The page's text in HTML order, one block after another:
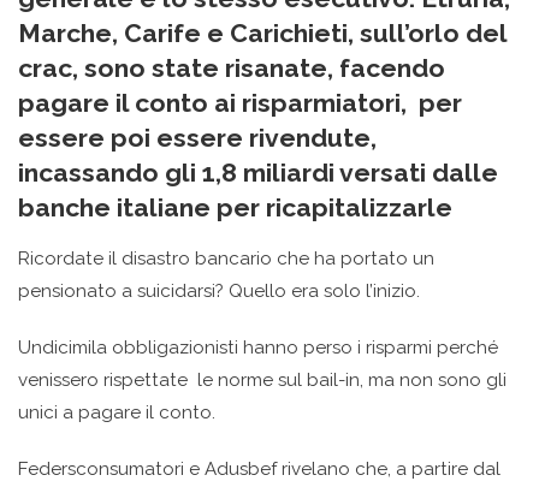
Marche, Carife e Carichieti, sull’orlo del
crac, sono state risanate, facendo
pagare il conto ai risparmiatori, per
essere poi essere rivendute,
incassando gli 1,8 miliardi versati dalle
banche italiane per ricapitalizzarle
Ricordate il disastro bancario che ha portato un
pensionato a suicidarsi? Quello era solo l’inizio.
Undicimila obbligazionisti hanno perso i risparmi perché
venissero rispettate le norme sul bail-in, ma non sono gli
unici a pagare il conto.
Federsconsumatori e Adusbef rivelano che, a partire dal